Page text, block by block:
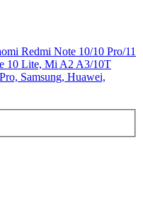
Redmi Note 10/10 Pro/11
10 Lite, Mi A2 A3/10T
Samsung, Huawei,